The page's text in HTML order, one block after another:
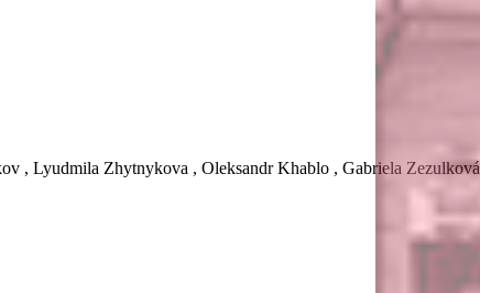
, Lyudmila Zhytnykova , Oleksandr Khablo , Gabriela Zezulková